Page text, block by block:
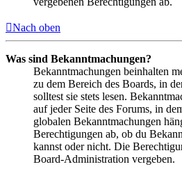
Nach oben
Was sind Bekanntmachungen?
Bekanntmachungen beinhalten
zu dem Bereich des Boards, in
solltest sie stets lesen.
auf jeder Seite des Forums, in
globalen Bekanntmachungen
Berechtigungen ab, ob du
kannst oder nicht. Die
Board-Administration vergeben.